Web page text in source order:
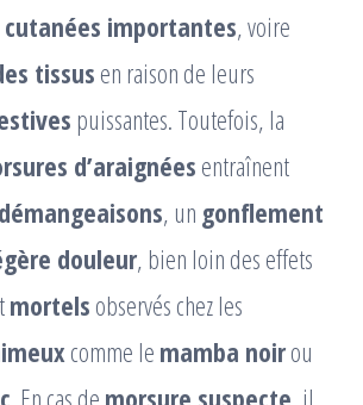
importantes, voire
tissusen raison de leurs
puissantes. Toutefois, la
d’araignées entraînent
démangeaisons, un gonflement
douleur, bien loin des effets
mortels observés chez les
comme le mamba noirou